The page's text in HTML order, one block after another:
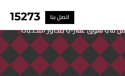
اتصل بنا